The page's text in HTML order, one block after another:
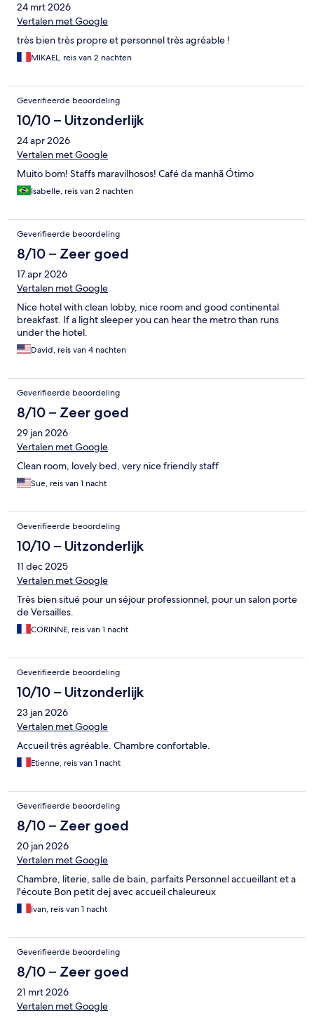
24 mrt 2026
Vertalen met Google
très bien très propre et personnel très agréable !
MIKAEL, reis van 2 nachten
Geverifieerde beoordeling
10/10 – Uitzonderlijk
24 apr 2026
Vertalen met Google
Muito bom! Staffs maravilhosos! Café da manhã Ótimo
Isabelle, reis van 2 nachten
Geverifieerde beoordeling
8/10 – Zeer goed
17 apr 2026
Vertalen met Google
Nice hotel with clean lobby, nice room and good continental
breakfast. If a light sleeper you can hear the metro than runs
under the hotel.
David, reis van 4 nachten
Geverifieerde beoordeling
8/10 – Zeer goed
29 jan 2026
Vertalen met Google
Clean room, lovely bed, very nice friendly staff
Sue, reis van 1 nacht
Geverifieerde beoordeling
10/10 – Uitzonderlijk
11 dec 2025
Vertalen met Google
Très bien situé pour un séjour professionnel, pour un salon porte
de Versailles.
CORINNE, reis van 1 nacht
Geverifieerde beoordeling
10/10 – Uitzonderlijk
23 jan 2026
Vertalen met Google
Accueil très agréable. Chambre confortable.
Etienne, reis van 1 nacht
Geverifieerde beoordeling
8/10 – Zeer goed
20 jan 2026
Vertalen met Google
Chambre, literie, salle de bain, parfaits Personnel accueillant et a
l'écoute Bon petit dej avec accueil chaleureux
Ivan, reis van 1 nacht
Geverifieerde beoordeling
8/10 – Zeer goed
21 mrt 2026
Vertalen met Google